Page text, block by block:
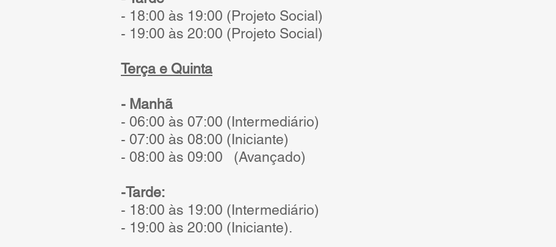
- 18:00 às 19:00 (Projeto Social)
- 19:00 às 20:00 (Projeto Social)
Terça e Quinta
- Manhã
- 06:00 às 07:00 (Intermediário)
- 07:00 às 08:00 (Iniciante)
- 08:00 às 09:00 (Avançado)
-Tarde:
- 18:00 às 19:00 (Intermediário)
- 19:00 às 20:00 (Iniciante).